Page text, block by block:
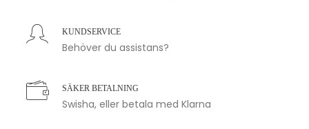
KUNDSERVICE
Behöver du assistans?
SÄKER BETALNING
Swisha, eller betala med Klarna